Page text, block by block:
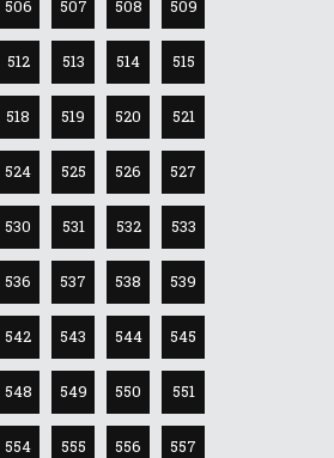
506 507 508 509
512 513 514 515
518 519 520 521
524 525 526 527
530 531 532 533
536 537 538 539
542 543 544 545
548 549 550 551
554 555 556 557